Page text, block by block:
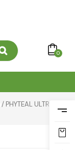
0
/ PHYTEAL ULTRALISS